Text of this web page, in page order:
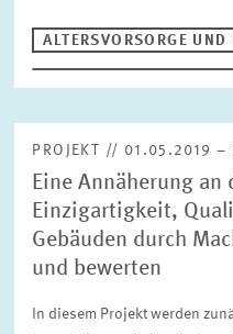
ALTERSVORSORGE
PROJEKT // 01.05.2019 –
Eine Annäherung an
Einzigartigkeit,
Gebäuden durch
und bewerten
In diesem Projekt werden